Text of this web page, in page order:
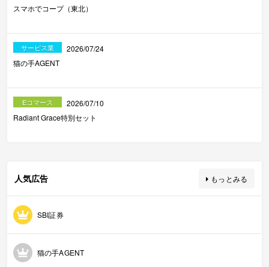
スマホでコープ（東北）
サービス業
2026/07/24
猫の手AGENT
Eコマース
2026/07/10
Radiant Grace特別セット
人気広告 もっとみる
SBI証券
猫の手AGENT